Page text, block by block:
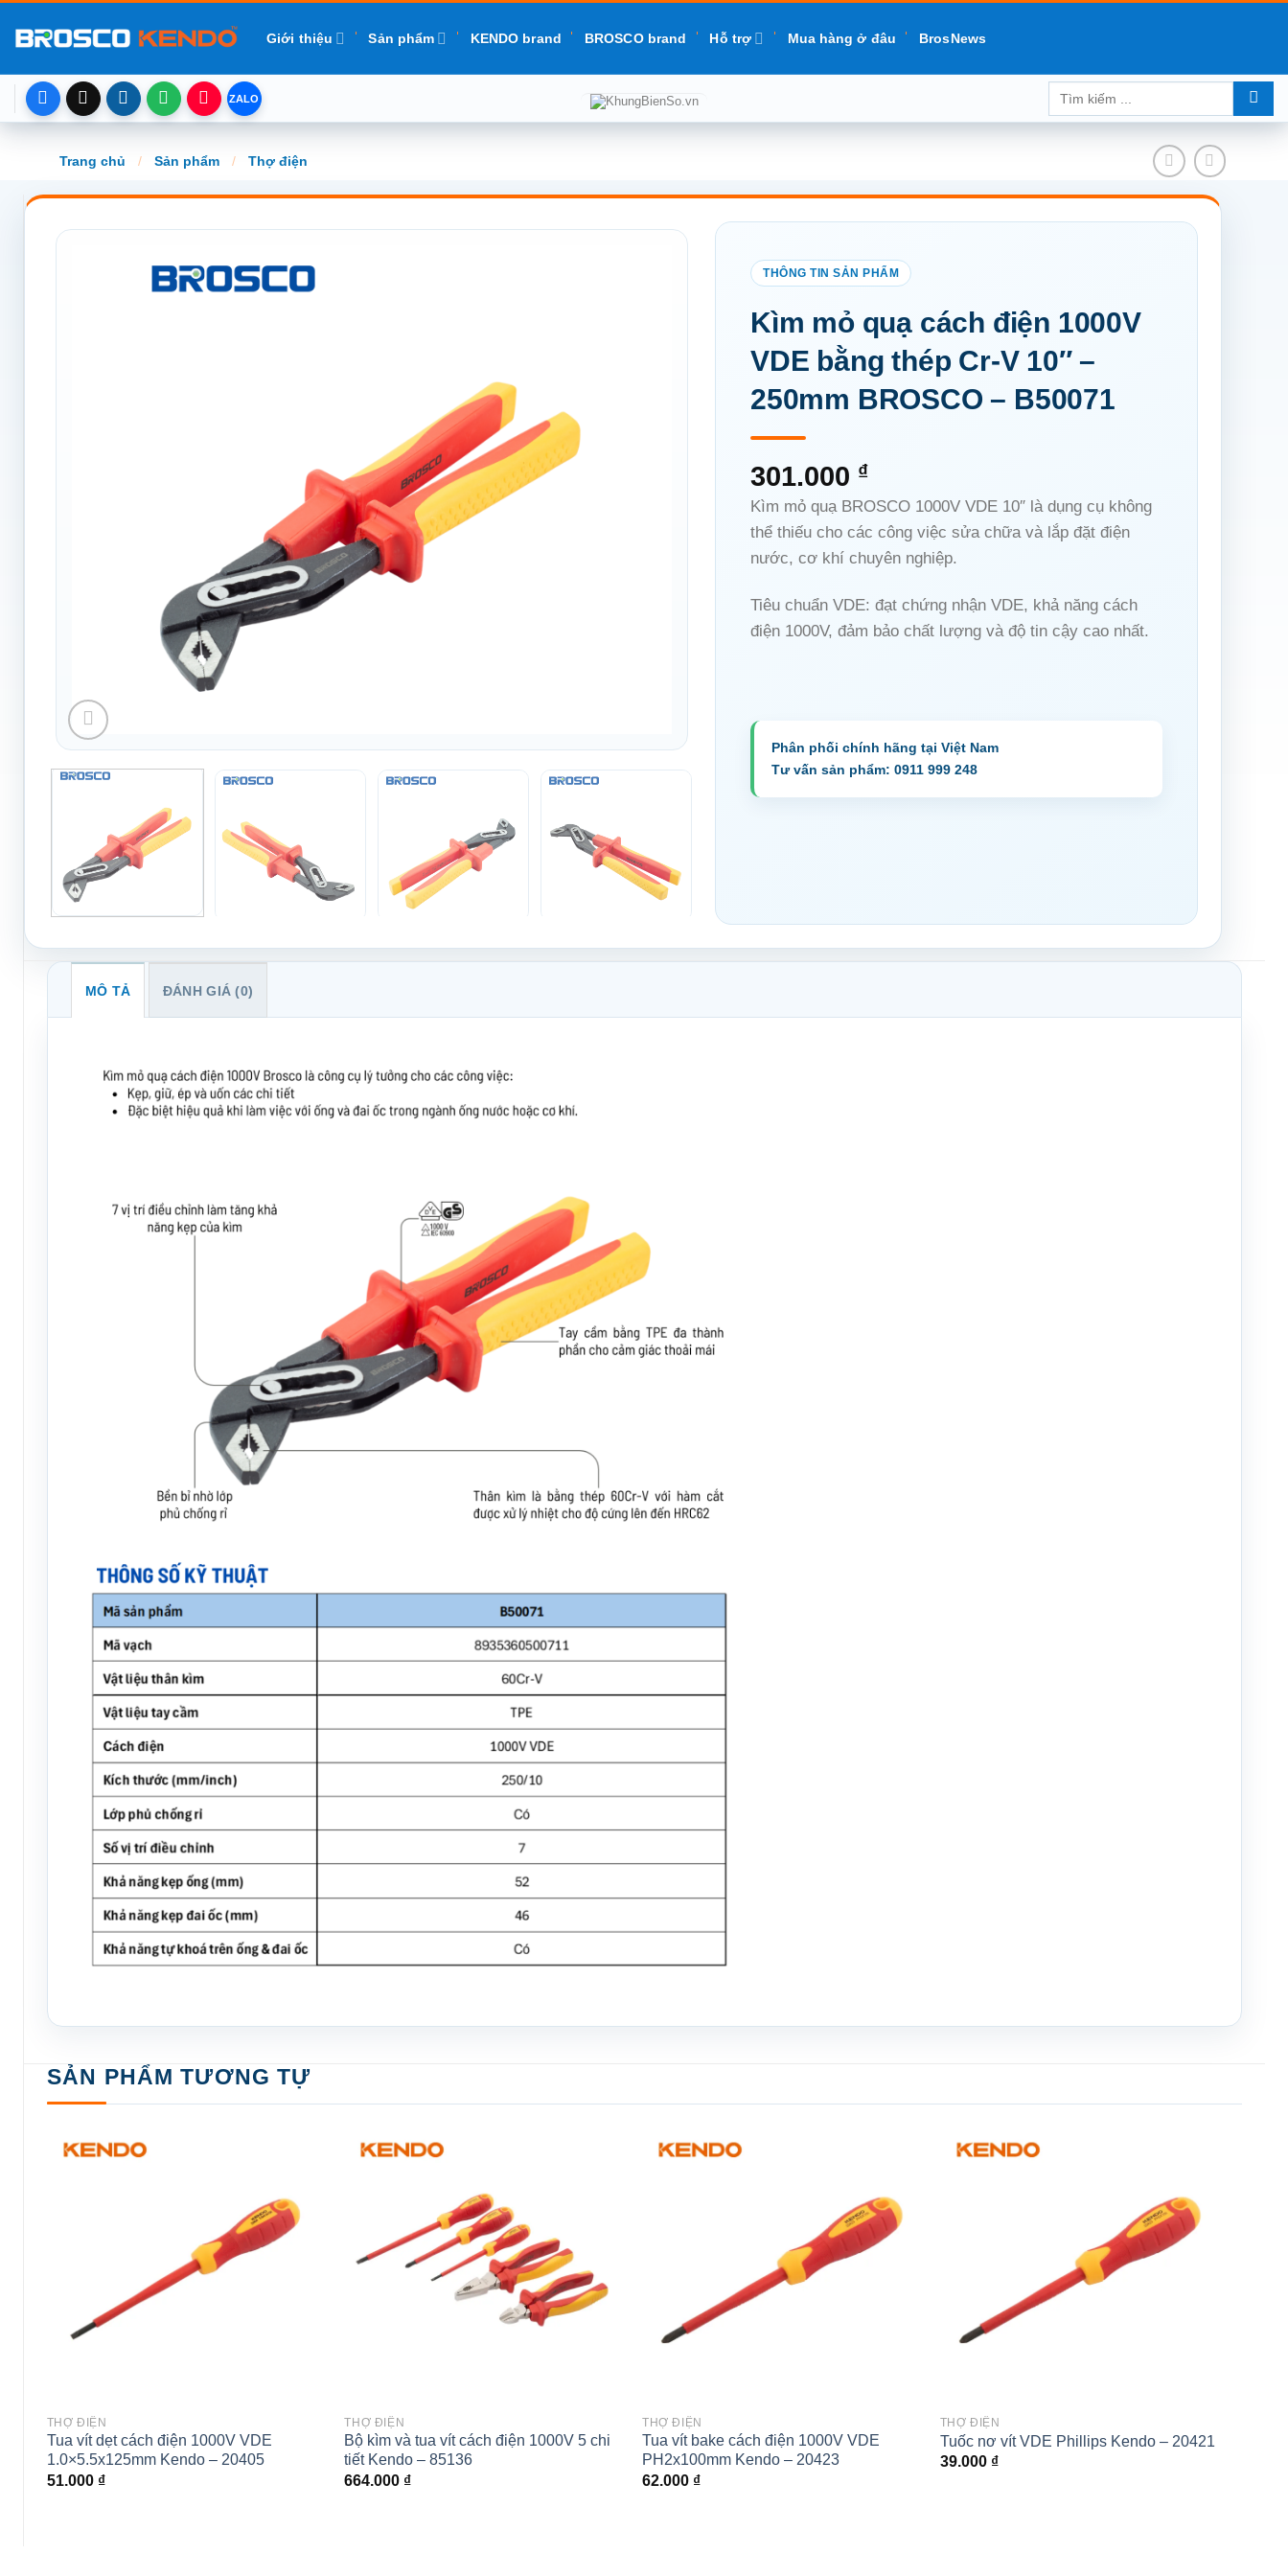
đến
dung
Giới thiệu Sản phẩm KENDO brand BROSCO brand Hỗ trợ Mua hàng ở đâu BrosNews
Tìm
Trang chủ / Sản phẩm / Thợ điện
Kìm mỏ quạ cách điện 1000V
VDE bằng thép Cr-V 10″ –
250mm BROSCO – B50071
301.000 ₫
Kìm mỏ quạ BROSCO 1000V VDE 10″ là dụng cụ không
thể thiếu cho các công việc sửa chữa và lắp đặt điện
nước, cơ khí chuyên nghiệp.
Tiêu chuẩn VDE: đạt chứng nhận VDE, khả năng cách
điện 1000V, đảm bảo chất lượng và độ tin cậy cao nhất.
MÔ TẢ ĐÁNH GIÁ (0)
SẢN PHẨM TƯƠNG TỰ
wishlist
THỢ ĐIỆN
Tua vít dẹt cách điện 1000V VDE
1.0×5.5x125mm Kendo – 20405
51.000 ₫
THỢ ĐIỆN
Bộ kìm và tua vít cách điện 1000V 5 chi
tiết Kendo – 85136
664.000 ₫
wishlist
THỢ ĐIỆN
Tua vít bake cách điện 1000V VDE
PH2x100mm Kendo – 20423
62.000 ₫
wishlist
THỢ ĐIỆN
Tuốc nơ vít VDE Phillips Kendo – 20421
39.000 ₫